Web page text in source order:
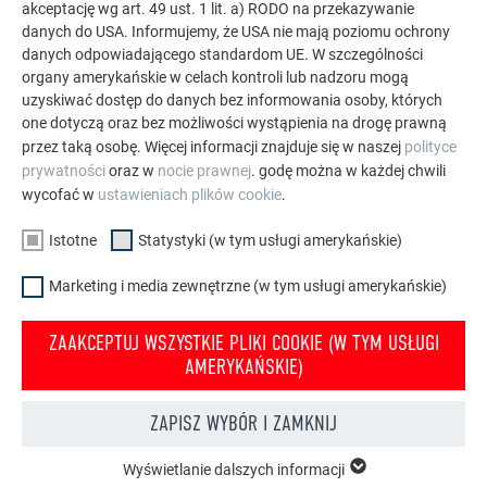
solarne i elewacje.
ZOBACZ WIĘCEJ REFERENCJI
akceptację wg art. 49 ust. 1 lit. a) RODO na przekazywanie
danych do USA. Informujemy, że USA nie mają poziomu ochrony
danych odpowiadającego standardom UE. W szczególności
organy amerykańskie w celach kontroli lub nadzoru mogą
uzyskiwać dostęp do danych bez informowania osoby, których
one dotyczą oraz bez możliwości wystąpienia na drogę prawną
przez taką osobę. Więcej informacji znajduje się w naszej polityce
prywatnościoraz w nocie prawnej. godę można w każdej chwili
wycofać w ustawieniach plików cookie.
Istotne Statystyki (w tym usługi amerykańskie)
Marketing i media zewnętrzne (w tym usługi amerykańskie)
ZAAKCEPTUJ WSZYSTKIE PLIKI COOKIE (W TYM USŁUGI
AMERYKAŃSKIE)
ZAPISZ WYBÓR I ZAMKNIJ
Wyświetlanie dalszych informacji